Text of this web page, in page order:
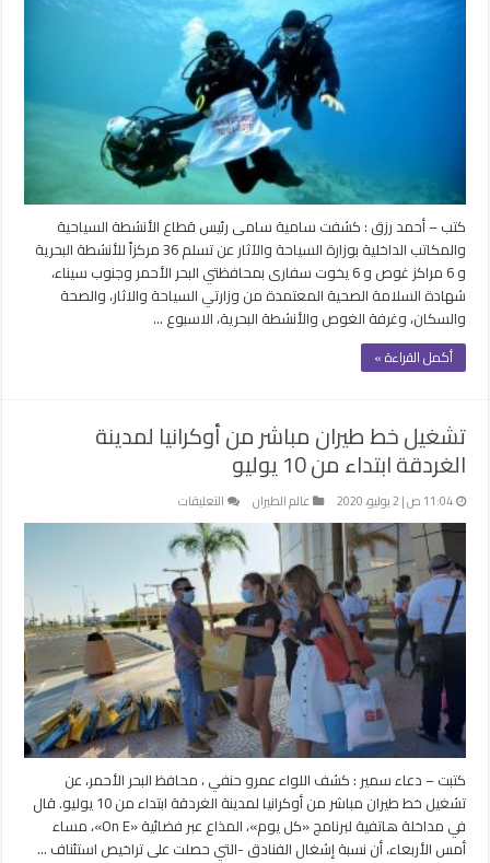
48
مركزا
للأنشطة
البحرية
والغوص
والسفاري
شهادة
السلامة
الصحية
مغلقة
كتب – أحمد رزق : كشفت سامية سامى رئيس قطاع الأنشطة السياحية
والمكاتب الداخلية بوزارة السياحة والآثار عن تسلم 36 مركزاً للأنشطة البحرية
و 6 مراكز غوص و 6 يخوت سفارى بمحافظتي البحر الأحمر وجنوب سيناء،
شهادة السلامة الصحية المعتمدة من وزارتي السياحة والاثار، والصحة
والسكان، وغرفة الغوص والأنشطة البحرية، الاسبوع …
أكمل القراءة »
تشغيل خط طيران مباشر من أوكرانيا لمدينة
الغردقة ابتداء من 10 يوليو
11:04 ص | 2 يوليو، 2020 عالم الطيران التعليقات
تشغيل
خط
طيران
مباشر
من
أوكرانيا
لمدينة
الغردقة
ابتداء
من
10
يوليو
مغلقة
كتبت – دعاء سمير : كشف اللواء عمرو حنفي ، محافظ البحر الأحمر، عن
تشغيل خط طيران مباشر من أوكرانيا لمدينة الغردقة ابتداء من 10 يوليو. قال
في مداخلة هاتفية لبرنامج «كل يوم»، المذاع عبر فضائية «On E»، مساء
أمس الأربعاء، أن نسبة إشغال الفنادق -التي حصلت على تراخيص استئناف …